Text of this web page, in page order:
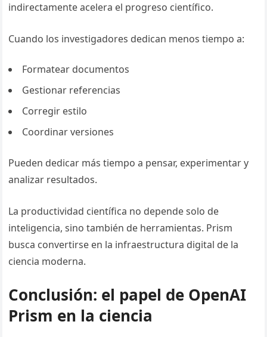
indirectamente acelera el progreso científico.
Cuando los investigadores dedican menos tiempo a:
Formatear documentos
Gestionar referencias
Corregir estilo
Coordinar versiones
Pueden dedicar más tiempo a pensar, experimentar y
analizar resultados.
La productividad científica no depende solo de
inteligencia, sino también de herramientas. Prism
busca convertirse en la infraestructura digital de la
ciencia moderna.
Conclusión: el papel de OpenAI
Prism en la ciencia